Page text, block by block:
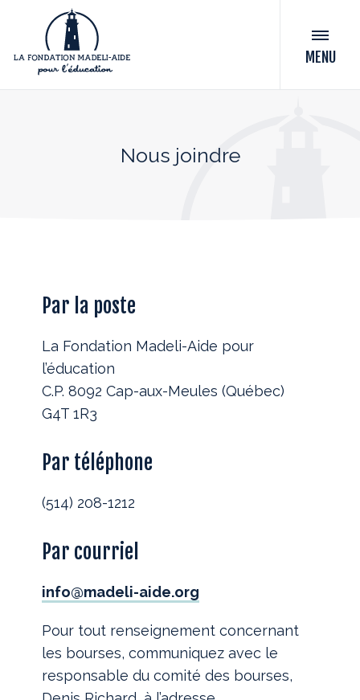
MENU
Nous joindre
Par la poste
La Fondation Madeli-Aide pour
l’éducation
C.P. 8092 Cap-aux-Meules (Québec)
G4T 1R3
Par téléphone
(514) 208-1212
Par courriel
info@madeli-aide.org
Pour tout renseignement concernant
les bourses, communiquez avec le
responsable du comité des bourses,